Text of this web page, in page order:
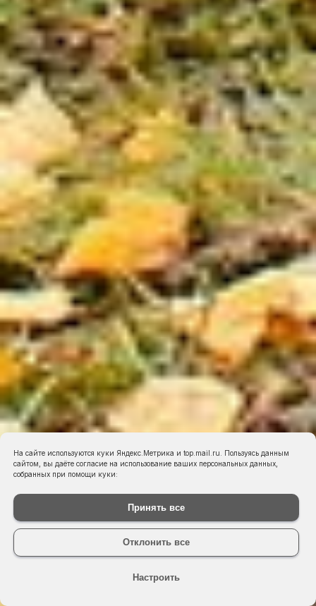
На сайте используются куки Яндекс.Метрика и top.mail.ru. Пользуясь данным
сайтом, вы даёте согласие на использование ваших персональных данных,
собранных при помощи куки:
Принять все
Отклонить все
Настроить